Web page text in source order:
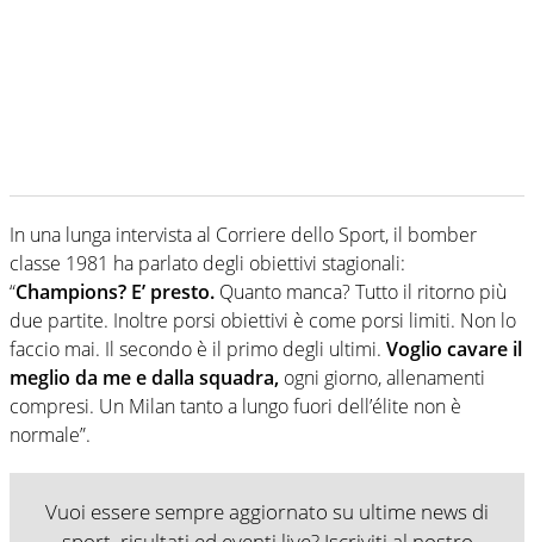
In una lunga intervista al Corriere dello Sport, il bomber
classe 1981 ha parlato degli obiettivi stagionali:
“Champions? E’ presto. Quanto manca? Tutto il ritorno più
due partite. Inoltre porsi obiettivi è come porsi limiti. Non lo
faccio mai. Il secondo è il primo degli ultimi. Voglio cavare il
meglio da me e dalla squadra, ogni giorno, allenamenti
compresi. Un Milan tanto a lungo fuori dell’élite non è
normale”.
Vuoi essere sempre aggiornato su ultime news di